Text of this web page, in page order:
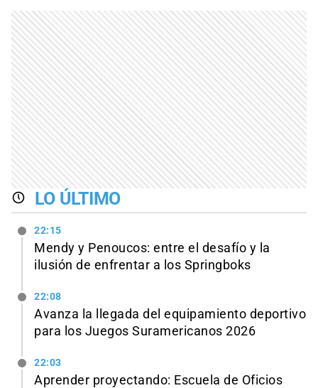
LO ÚLTIMO
22:15
Mendy y Penoucos: entre el desafío y la
ilusión de enfrentar a los Springboks
22:08
Avanza la llegada del equipamiento deportivo
para los Juegos Suramericanos 2026
22:03
Aprender proyectando: Escuela de Oficios